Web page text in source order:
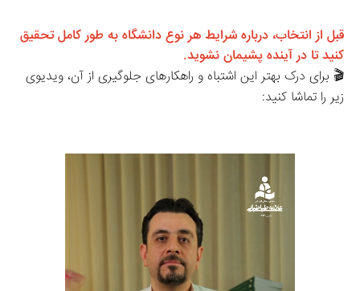
قبل از انتخاب، درباره شرایط هر نوع دانشگاه به طور کامل تحقیق
کنید تا در آینده پشیمان نشوید.
🎬 برای درک بهتر این اشتباه و راهکارهای جلوگیری از آن، ویدیوی
زیر را تماشا کنید: